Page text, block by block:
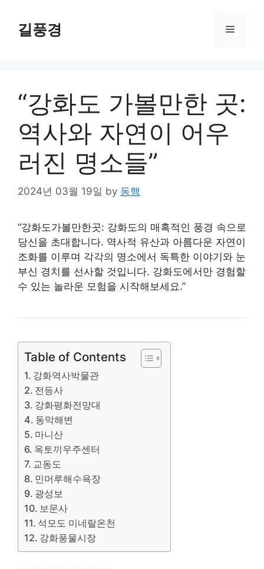
content길풍경 Menu
“강화도 가볼만한 곳:
역사와 자연이 어우
러진 명소들”
2024년 03월 19일 by 동행
“강화도가볼만한곳: 강화도의 매혹적인 풍경 속으로
당신을 초대합니다. 역사적 유산과 아름다운 자연이
조화를 이루며 각각의 명소에서 독특한 이야기와 눈
부신 경치를 선사할 것입니다. 강화도에서만 경험할
수 있는 놀라운 모험을 시작해보세요.”
Table of Contents
강화역사박물관
전등사
강화평화전망대
동막해변
마니산
옥토끼우주센터
교동도
민머루해수욕장
광성보
보문사
석모도 미네랄온천
강화풍물시장